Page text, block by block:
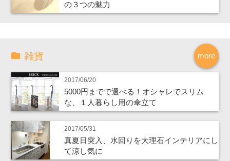
の３つの魅力
more
雑貨
2017/06/20
5000円までで選べる！オシャレでスリム
な、１人暮らし用の傘立て
2017/05/31
真夏日突入、水回りを大理石インテリアにし
て涼し気に